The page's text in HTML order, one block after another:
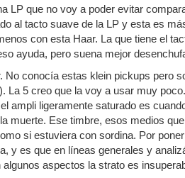
LP que no voy a poder evitar
al tacto suave de la LP y esta es
con esta Haar. La que tiene el
ayuda, pero suena mejor
No conocía estas klein pickups pero
La 5 creo que la voy a usar muy
ampli ligeramente saturado es
muerte. Ese timbre, esos medios
si estuviera con sordina. Por
y es que en líneas generales y
aspectos la strato es